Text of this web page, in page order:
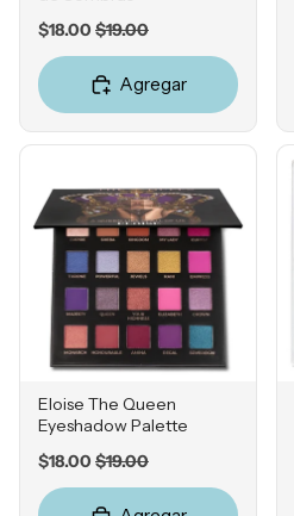
Sale
price
$18.00 Original
price
$19.00
Agregar
Eloise The Queen
Eyeshadow Palette
Sale
price
$18.00 Original
price
$19.00